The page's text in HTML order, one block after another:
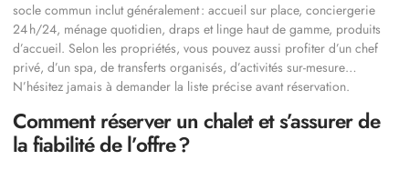
socle commun inclut généralement : accueil sur place, conciergerie
24 h/24, ménage quotidien, draps et linge haut de gamme, produits
d’accueil. Selon les propriétés, vous pouvez aussi profiter d’un chef
privé, d’un spa, de transferts organisés, d’activités sur-mesure…
N’hésitez jamais à demander la liste précise avant réservation.
Comment réserver un chalet et s’assurer de
la fiabilité de l’offre ?